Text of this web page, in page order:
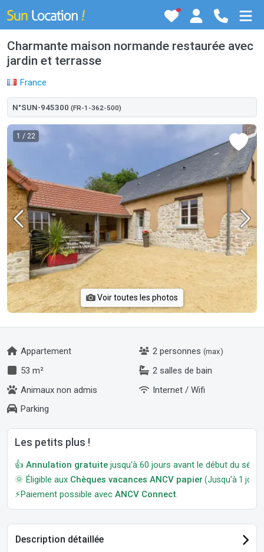
Charmante maison normande restaurée avec
jardin et terrasse
France
N°SUN-945300 (FR-1-362-500)
1 / 22
Voir toutes les photos
Appartement 2 personnes (max)
53 m²
2 salles de bain
Animaux non admis
Internet / Wifi
Parking
Les petits plus !
👍 Annulation gratuite jusqu'à 60 jours avant le début du
🌞 Éligible aux Chèques vacances ANCV papier (Jusqu'à 1 jour
⚡Paiement possible avec ANCV Connect.
Description détaillée